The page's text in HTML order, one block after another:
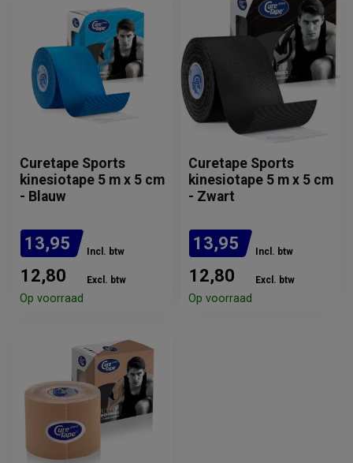
Curetape Sports
kinesiotape 5 m x 5 cm
- Blauw
13,95 Incl. btw
12,80 Excl. btw
Op voorraad
Curetape Sports
kinesiotape 5 m x 5 cm
- Zwart
13,95 Incl. btw
12,80 Excl. btw
Op voorraad